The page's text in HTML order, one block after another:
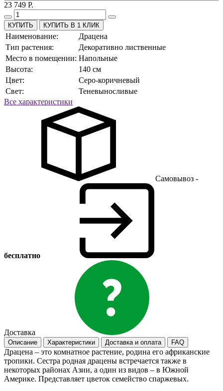
23 749 Р.
КУПИТЬ В 1 КЛИК
Наименование:
Драцена
Тип растения:
Декоративно лиственные
Место в помещении: Напольные
Высота:
140 см
Цвет:
Серо-коричневый
Свет:
Теневыносливые
Все характеристики
Самовывоз -
бесплатно
Доставка
Описание Характеристики Доставка и оплата FAQ
Драцена – это комнатное растение, родина его африканские
тропики. Сестра родная драцены встречается также в
некоторых районах Азии, а один из видов – в Южной
Америке. Представляет цветок семейство спаржевых.